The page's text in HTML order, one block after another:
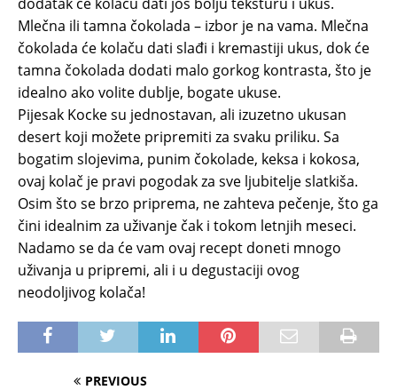
dodatak će kolaču dati još bolju teksturu i ukus.
Mlečna ili tamna čokolada – izbor je na vama. Mlečna
čokolada će kolaču dati slađi i kremastiji ukus, dok će
tamna čokolada dodati malo gorkog kontrasta, što je
idealno ako volite dublje, bogate ukuse.
Pijesak Kocke su jednostavan, ali izuzetno ukusan
desert koji možete pripremiti za svaku priliku. Sa
bogatim slojevima, punim čokolade, keksa i kokosa,
ovaj kolač je pravi pogodak za sve ljubitelje slatkiša.
Osim što se brzo priprema, ne zahteva pečenje, što ga
čini idealnim za uživanje čak i tokom letnjih meseci.
Nadamo se da će vam ovaj recept doneti mnogo
uživanja u pripremi, ali i u degustaciji ovog
neodoljivog kolača!
PREVIOUS